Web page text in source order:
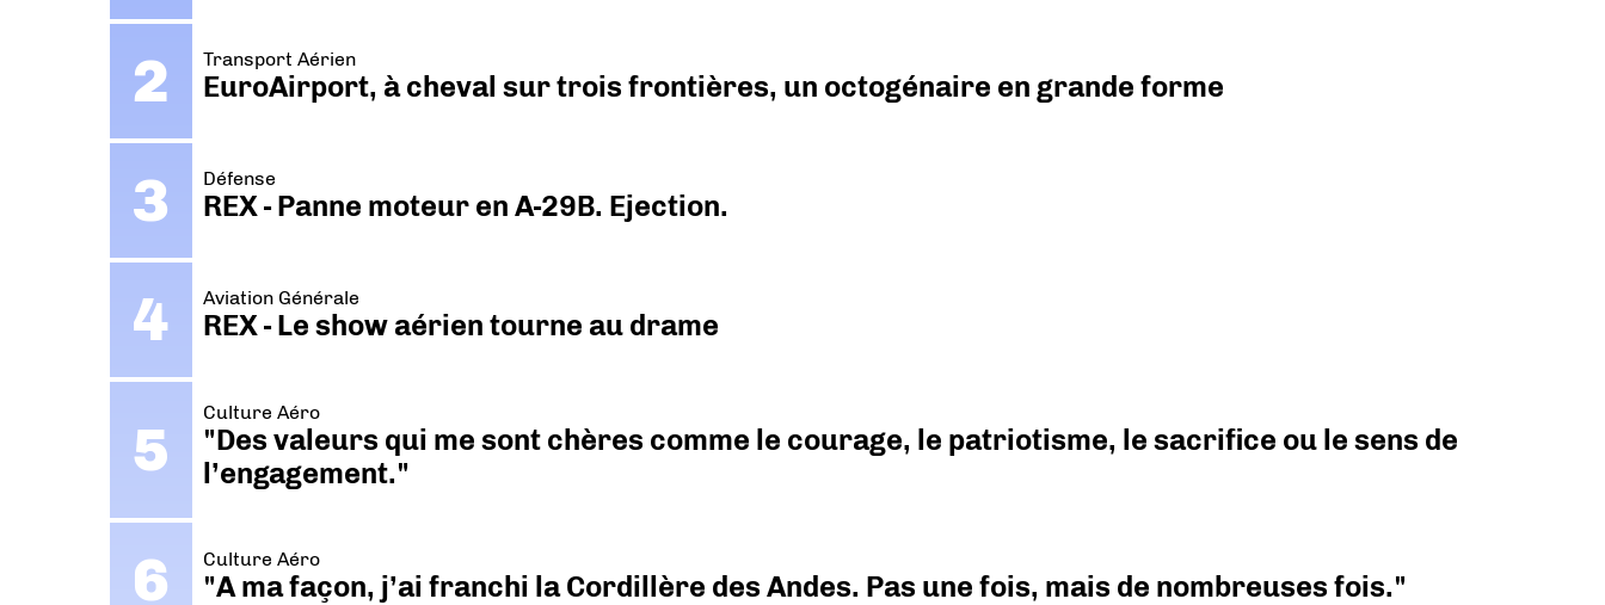
Transport Aérien
EuroAirport, à cheval sur trois frontières, un octogénaire en grande forme
Défense
REX - Panne moteur en A-29B. Ejection.
Aviation Générale
REX - Le show aérien tourne au drame
Culture Aéro
"Des valeurs qui me sont chères comme le courage, le patriotisme, le sacrifice ou le sens de
l’engagement."
Culture Aéro
"A ma façon, j’ai franchi la Cordillère des Andes. Pas une fois, mais de nombreuses fois."